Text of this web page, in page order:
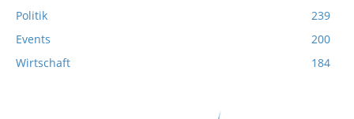
Politik
239
Events
200
Wirtschaft
184